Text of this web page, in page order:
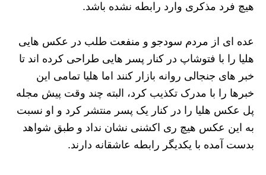
هیچ فرد مذکری وارد رابطه نشده باشد.
عده‌ ای از مردم سودجو و منفعت طلب در عکس هایی
هلیا را با فتوشاپ در کنار پسر هایی طراحی کرده اند تا
خبر های جنجالی روانه بازار کنند اما هلیا تمامی این
خبرها را با مدرک تکذیب کرد، البته چند وقت پیش مجله
پل عکس هلیا را در کنار یک پسر منتشر کرد و او نسبت
به این عکس هیچ ری اکشنی نشان نداد و طبق شواهد
بدست آمده با یکدیگر رابطه عاشقانه دارند.